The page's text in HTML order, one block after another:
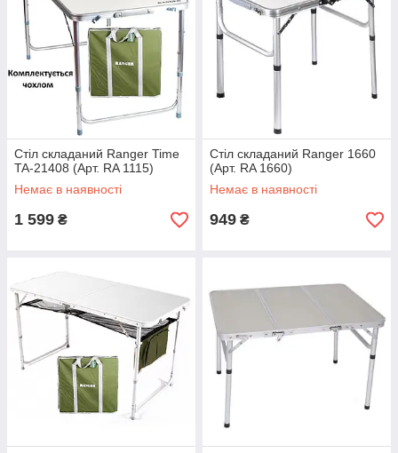
Стіл складаний Ranger Time
TA-21408 (Арт. RA 1115)
Немає в наявності
1 599 ₴
Стіл складаний Ranger 1660
(Арт. RA 1660)
Немає в наявності
949 ₴